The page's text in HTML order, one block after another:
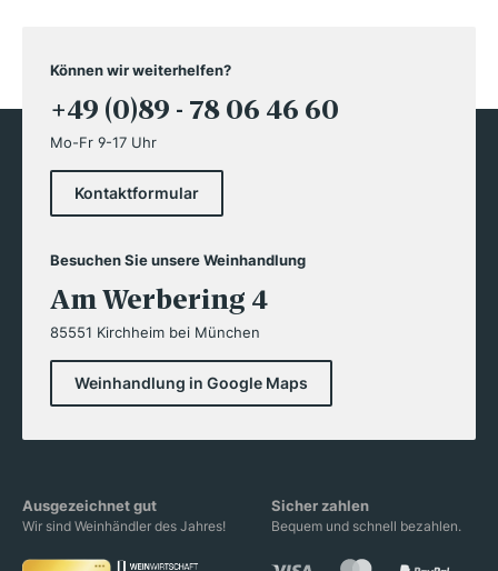
Können wir weiterhelfen?
+49 (0)89 - 78 06 46 60
Mo-Fr 9-17 Uhr
Kontaktformular
Besuchen Sie unsere Weinhandlung
Am Werbering 4
85551 Kirchheim bei München
Weinhandlung in Google Maps
Ausgezeichnet gut
Wir sind Weinhändler des Jahres!
Sicher zahlen
Bequem und schnell bezahlen.